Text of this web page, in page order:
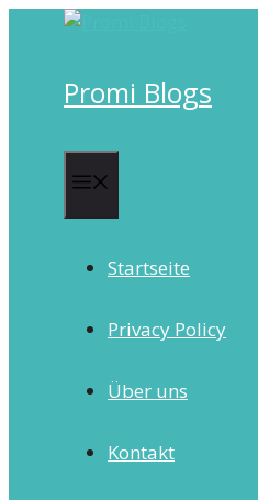
Promi Blogs
Startseite
Privacy Policy
Über uns
Kontakt